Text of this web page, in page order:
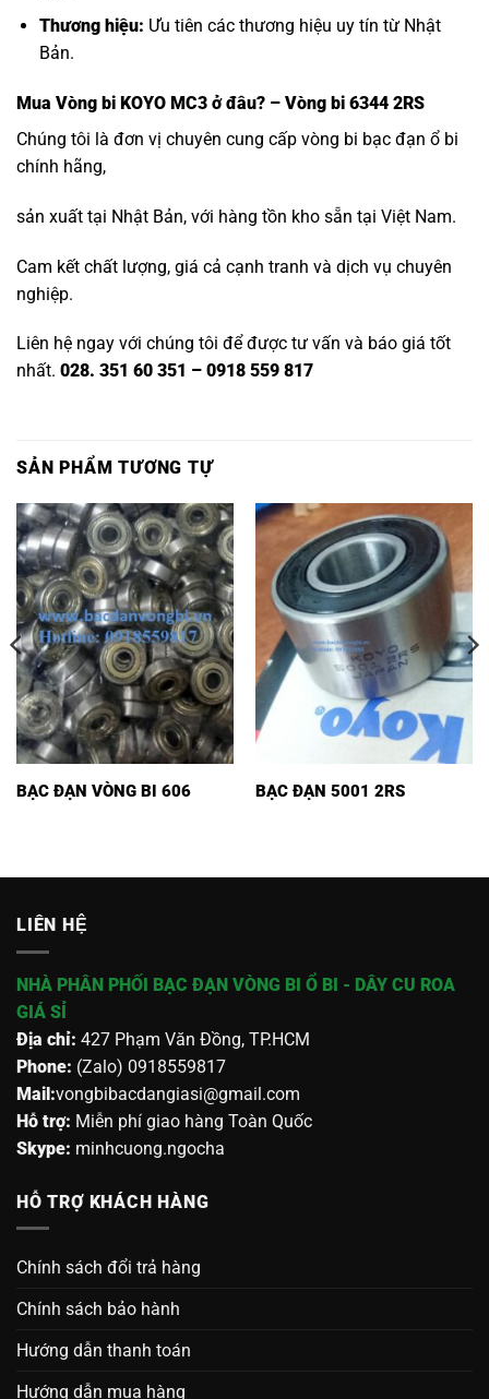
Thương hiệu: Ưu tiên các thương hiệu uy tín từ Nhật
Bản.
Mua Vòng bi KOYO MC3 ở đâu? – Vòng bi 6344 2RS
Chúng tôi là đơn vị chuyên cung cấp vòng bi bạc đạn ổ bi
chính hãng,
sản xuất tại Nhật Bản, với hàng tồn kho sẵn tại Việt Nam.
Cam kết chất lượng, giá cả cạnh tranh và dịch vụ chuyên
nghiệp.
Liên hệ ngay với chúng tôi để được tư vấn và báo giá tốt
nhất. 028. 351 60 351 – 0918 559 817
SẢN PHẨM TƯƠNG TỰ
BẠC ĐẠN VÒNG BI 606 BẠC ĐẠN 5001 2RS
LIÊN HỆ
NHÀ PHÂN PHỐI BẠC ĐẠN VÒNG BI Ổ BI - DÂY CU ROA
GIÁ SỈ
Địa chỉ: 427 Phạm Văn Đồng, TP.HCM
Phone: (Zalo) 0918559817
Mail:vongbibacdangiasi@gmail.com
Hỗ trợ: Miễn phí giao hàng Toàn Quốc
Skype: minhcuong.ngocha
HỖ TRỢ KHÁCH HÀNG
Chính sách đổi trả hàng
Chính sách bảo hành
Hướng dẫn thanh toán
Hướng dẫn mua hàng